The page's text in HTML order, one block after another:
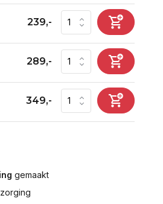
239,-
289,-
349,-
gemaakt